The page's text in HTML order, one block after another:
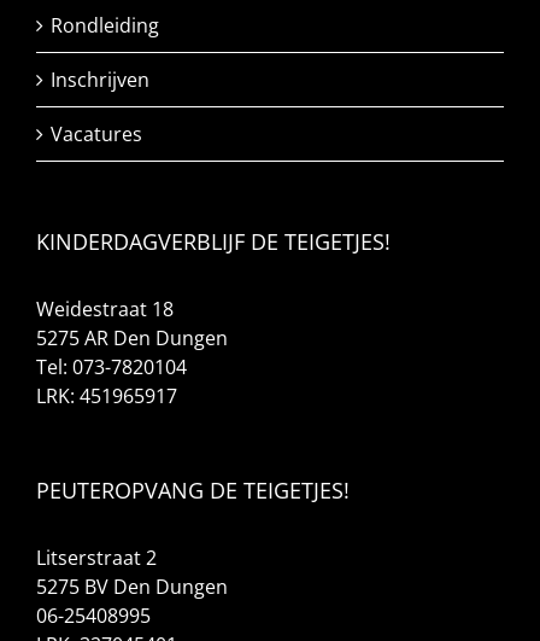
Rondleiding
Inschrijven
Vacatures
KINDERDAGVERBLIJF DE TEIGETJES!
Weidestraat 18
5275 AR Den Dungen
Tel: 073-7820104
LRK: 451965917
PEUTEROPVANG DE TEIGETJES!
Litserstraat 2
5275 BV Den Dungen
06-25408995